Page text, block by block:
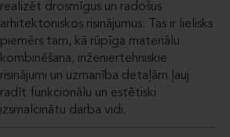
realizēt drosmīgus un radošus
arhitektoniskos risinājumus. Tas ir lielisks
piemērs tam, kā rūpīga materiālu
kombinēšana, inženiertehniskie
risinājumi un uzmanība detaļām ļauj
radīt funkcionālu un estētiski
izsmalcinātu darba vidi.